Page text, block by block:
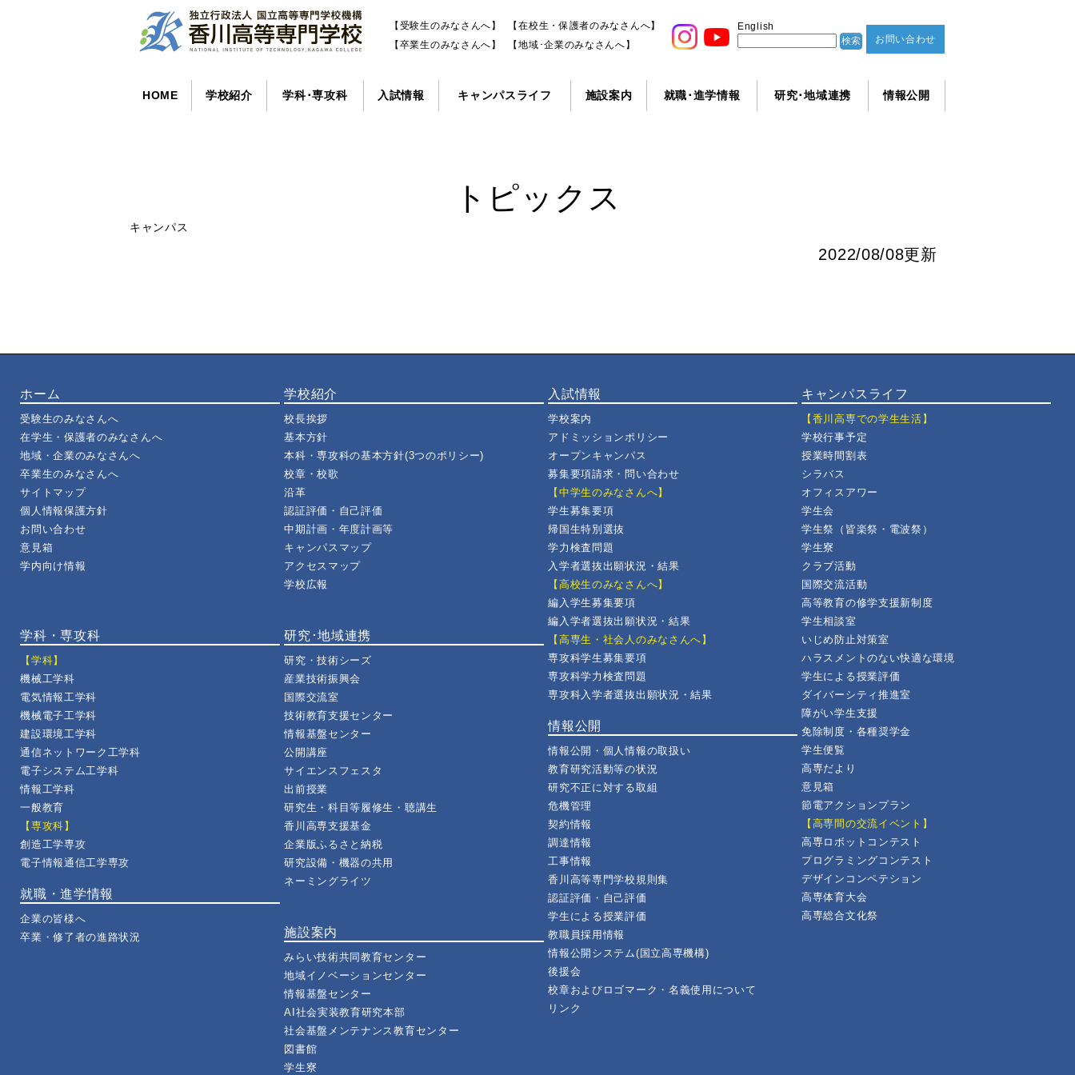
【受験生のみなさんへ】
【在校生・保護者のみなさんへ】
【卒業生のみなさんへ】
【地域･企業のみなさんへ】
English
お問い合わせ
HOME 学校紹介 学科･専攻科 入試情報 キャンパスライフ 施設案内 就職･進学情報 研究･地域連携 情報公開
トピックス
キャンパス
2022/08/08更新
ホーム
受験生のみなさんへ
在学生・保護者のみなさんへ
地域・企業のみなさんへ
卒業生のみなさんへ
サイトマップ
個人情報保護方針
お問い合わせ
意見箱
学内向け情報
学校紹介
校長挨拶
基本方針
本科・専攻科の基本方針(3つのポリシー)
校章・校歌
沿革
認証評価・自己評価
中期計画・年度計画等
キャンパスマップ
アクセスマップ
学校広報
学科・専攻科
【学科】
機械工学科
電気情報工学科
機械電子工学科
建設環境工学科
通信ネットワーク工学科
電子システム工学科
情報工学科
一般教育
【専攻科】
創造工学専攻
電子情報通信工学専攻
就職・進学情報
企業の皆様へ
卒業・修了者の進路状況
研究･地域連携
研究・技術シーズ
産業技術振興会
国際交流室
技術教育支援センター
情報基盤センター
公開講座
サイエンスフェスタ
出前授業
研究生・科目等履修生・聴講生
香川高専支援基金
企業版ふるさと納税
研究設備・機器の共用
ネーミングライツ
施設案内
みらい技術共同教育センター
地域イノベーションセンター
情報基盤センター
AI社会実装教育研究本部
社会基盤メンテナンス教育センター
図書館
学生寮
入試情報
学校案内
アドミッションポリシー
オープンキャンパス
募集要項請求・問い合わせ
【中学生のみなさんへ】
学生募集要項
帰国生特別選抜
学力検査問題
入学者選抜出願状況・結果
【高校生のみなさんへ】
編入学生募集要項
編入学者選抜出願状況・結果
【高専生・社会人のみなさんへ】
専攻科学生募集要項
専攻科学力検査問題
専攻科入学者選抜出願状況・結果
情報公開
情報公開・個人情報の取扱い
教育研究活動等の状況
研究不正に対する取組
危機管理
契約情報
調達情報
工事情報
香川高等専門学校規則集
認証評価・自己評価
学生による授業評価
教職員採用情報
情報公開システム(国立高専機構)
後援会
校章およびロゴマーク・名義使用について
リンク
キャンパスライフ
【香川高専での学生生活】
学校行事予定
授業時間割表
シラバス
オフィスアワー
学生会
学生祭（皆楽祭・電波祭）
学生寮
クラブ活動
国際交流活動
高等教育の修学支援新制度
学生相談室
いじめ防止対策室
ハラスメントのない快適な環境
学生による授業評価
ダイバーシティ推進室
障がい学生支援
免除制度・各種奨学金
学生便覧
高専だより
意見箱
節電アクションプラン
【高専間の交流イベント】
高専ロボットコンテスト
プログラミングコンテスト
デザインコンペテション
高専体育大会
高専総合文化祭